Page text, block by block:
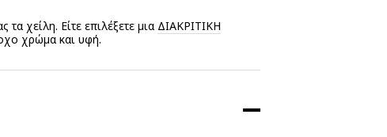
χείλη. Είτε επιλέξετε μια ΔΙΑΚΡΙΤΙΚΉ
χρώμα και υφή.